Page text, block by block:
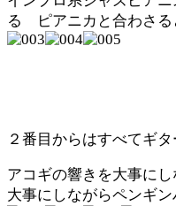
る ピアニカと合わさる
２番目からはすべてギ
アコギの響きを大事に
大事にしながらペンギ